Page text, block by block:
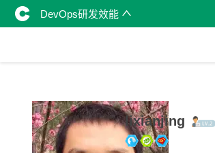
DevOps研发效能
lixianjing